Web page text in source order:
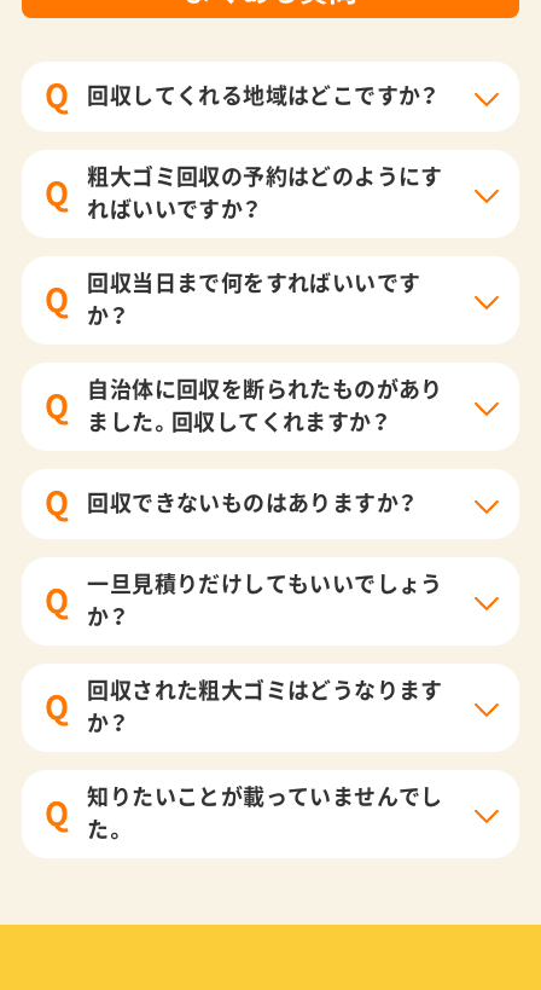
Q 回収してくれる地域はどこですか？
Q
粗大ゴミ回収の予約はどのようにす
ればいいですか？
Q
回収当日まで何をすればいいです
か？
Q
自治体に回収を断られたものがあり
ました。回収してくれますか？
Q 回収できないものはありますか？
Q
一旦見積りだけしてもいいでしょう
か？
Q
回収された粗大ゴミはどうなります
か？
Q
知りたいことが載っていませんでし
た。